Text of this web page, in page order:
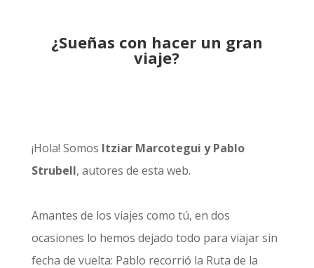
¿Sueñas con hacer un gran
viaje?
¡Hola! Somos Itziar Marcotegui y Pablo
Strubell, autores de esta web.
Amantes de los viajes como tú, en dos
ocasiones lo hemos dejado todo para viajar sin
fecha de vuelta: Pablo recorrió la Ruta de la